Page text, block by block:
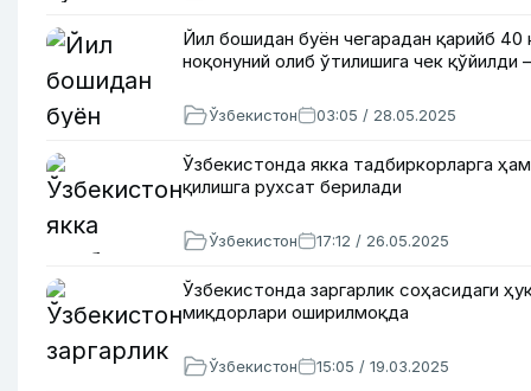
Йил бошидан буён чегарадан қарийб 40
ноқонуний олиб ўтилишига чек
Ўзбекистон 03:05 / 28.05.2025
Ўзбекистонда якка тадбиркорларга
қилишга рухсат берилади
Ўзбекистон 17:12 / 26.05.2025
Ўзбекистонда заргарлик соҳасидаги
миқдорлари оширилмоқда
Ўзбекистон 15:05 / 19.03.2025